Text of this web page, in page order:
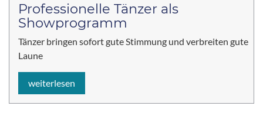
Professionelle Tänzer als
Showprogramm
Tänzer bringen sofort gute Stimmung und verbreiten gute
Laune
weiterlesen